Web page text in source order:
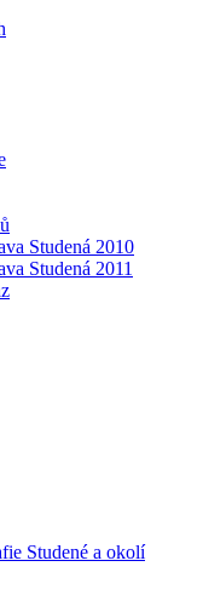
Studená 2010
Studená 2011
Studené a okolí